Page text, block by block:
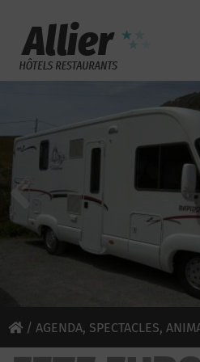
/ AGENDA, SPECTACLES,